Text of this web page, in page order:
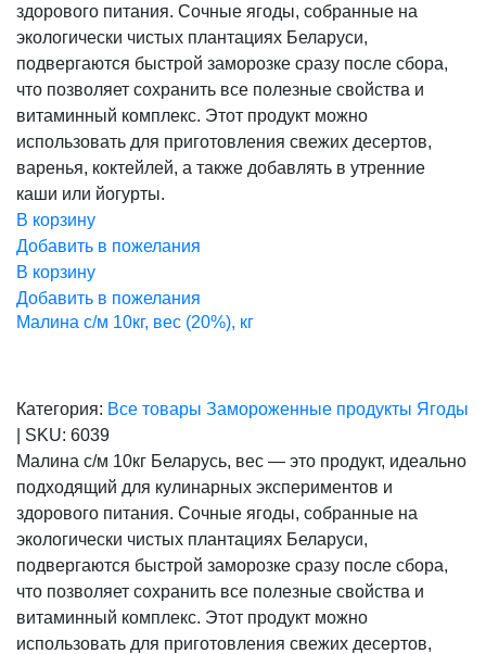
здорового питания. Сочные ягоды, собранные на
экологически чистых плантациях Беларуси,
подвергаются быстрой заморозке сразу после сбора,
что позволяет сохранить все полезные свойства и
витаминный комплекс. Этот продукт можно
использовать для приготовления свежих десертов,
варенья, коктейлей, а также добавлять в утренние
каши или йогурты.
В корзину
Добавить в пожелания
В корзину
Добавить в пожелания
Малина с/м 10кг, вес (20%), кг
Категория: Все товары Замороженные продукты Ягоды
SKU: 6039
Малина с/м 10кг Беларусь, вес — это продукт, идеально
подходящий для кулинарных экспериментов и
здорового питания. Сочные ягоды, собранные на
экологически чистых плантациях Беларуси,
подвергаются быстрой заморозке сразу после сбора,
что позволяет сохранить все полезные свойства и
витаминный комплекс. Этот продукт можно
использовать для приготовления свежих десертов,